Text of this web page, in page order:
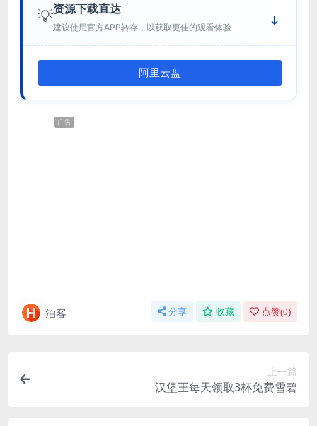
💡资源下载直达
建议使用官方APP转存，以获取更佳的观看体验
阿里云盘
广告
泊客 分享 收藏 点赞(0)
上一篇
汉堡王每天领取3杯免费雪碧